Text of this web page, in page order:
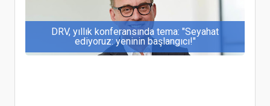
DRV, yıllık konferansında tema: "Seyahat
ediyoruz: yeninin başlangıcı!"